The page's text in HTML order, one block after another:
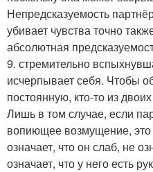
Непредсказуемость
убивает чувства точно
абсолютная
9. стремительно
исчерпывает себя. Чтобы
постоянную, кто-то из
Лишь в том случае, если
вопиющее возмущение, это
означает, что он слаб, не
означает, что у него есть